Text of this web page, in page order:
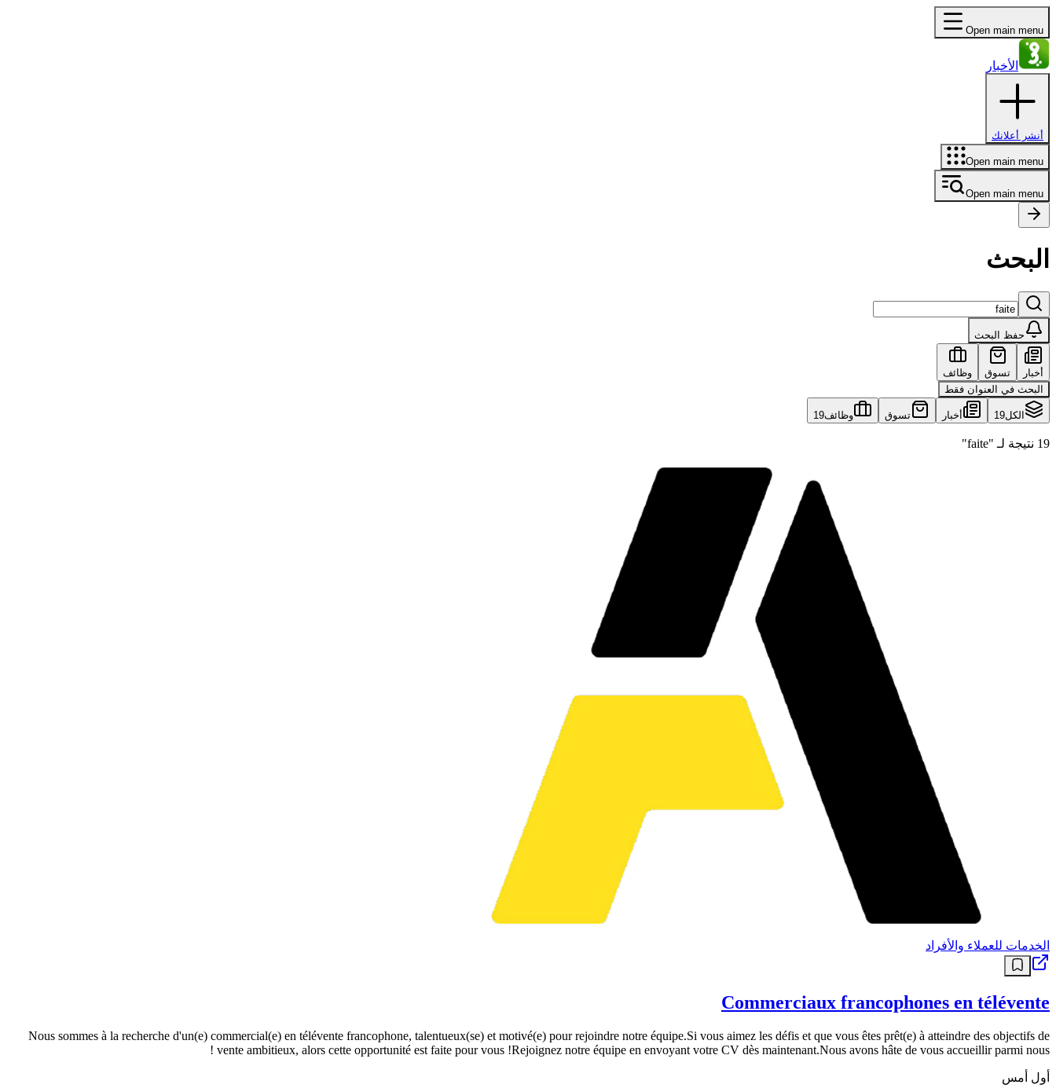
Open main menu
الأخبار
أنشر أعلانك
Open main menu
Open main menu
البحث
حفظ البحث
أخبار تسوق
وظائف
البحث في العنوان فقط
الكل19 أخبار تسوق وظائف19
19 نتيجة لـ "faite"
الخدمات للعملاء والأفراد
Commerciaux francophones en télévente
Nous sommes à la recherche d'un(e) commercial(e) en télévente francophone, talentueux(se) et motivé(e) pour rejoindre notre équipe.Si vous aimez les défis et que vous êtes prêt(e) à atteindre des objectifs de
vente ambitieux, alors cette opportunité est faite pour vous !Rejoignez notre équipe en envoyant votre CV dès maintenant.Nous avons hâte de vous accueillir parmi nous !
أول أمس